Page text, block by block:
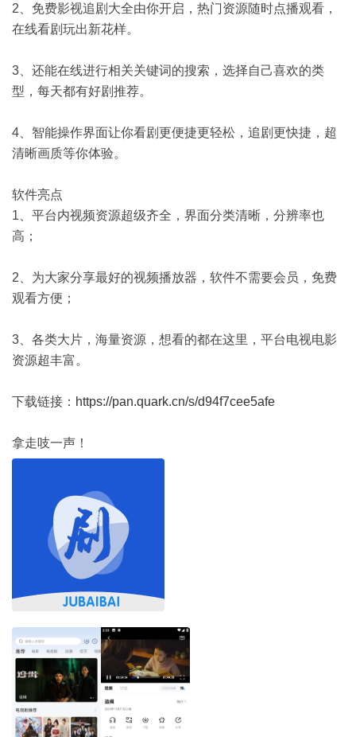
2、免费影视追剧大全由你开启，热门资源随时点播观看，
在线看剧玩出新花样。
3、还能在线进行相关关键词的搜索，选择自己喜欢的类
型，每天都有好剧推荐。
4、智能操作界面让你看剧更便捷更轻松，追剧更快捷，超
清晰画质等你体验。
软件亮点
1、平台内视频资源超级齐全，界面分类清晰，分辨率也
高；
2、为大家分享最好的视频播放器，软件不需要会员，免费
观看方便；
3、各类大片，海量资源，想看的都在这里，平台电视电影
资源超丰富。
下载链接： https://pan.quark.cn/s/d94f7cee5afe
拿走吱一声！